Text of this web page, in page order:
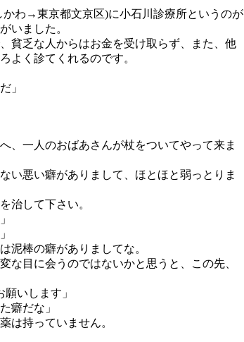
わ→東京都文京区)に小石川診療所というのが
いました。
貧乏な人からはお金を受け取らず、また、他
よく診てくれるのです。
」
、一人のおばあさんが杖をついてやって来ま
い悪い癖がありまして、ほとほと弱っとりま
治して下さい。
泥棒の癖がありましてな。
目に会うのではないかと思うと、この先、
いします」
癖だな」
は持っていません。